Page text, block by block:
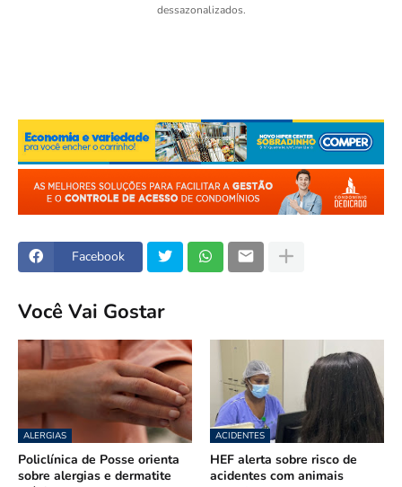
dessazonalizados.
Facebook
Você Vai Gostar
ALERGIAS
Policlínica de Posse orienta
sobre alergias e dermatite
ACIDENTES
HEF alerta sobre risco de
acidentes com animais